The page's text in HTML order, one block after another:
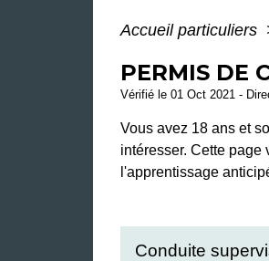
Accueil particuliers
PERMIS DE
Vérifié le 01 Oct 2021 -
Vous avez 18 ans et
intéresser. Cette
l'apprentissage
Conduite